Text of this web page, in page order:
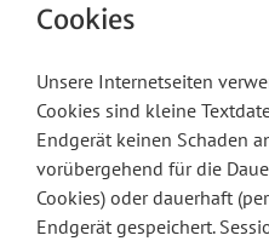
Cookies
Unsere Internetseiten
Cookies sind kleine
Endgerät keinen Schaden
vorübergehend für die
Cookies) oder dauerhaft
Endgerät gespeichert.